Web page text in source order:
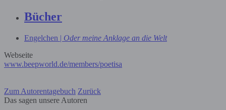
Bücher
Engelchen | Oder meine Anklage an die Welt
Webseite
www.beepworld.de/members/poetisa
Zum Autorentagebuch Zurück
Das sagen unsere Autoren